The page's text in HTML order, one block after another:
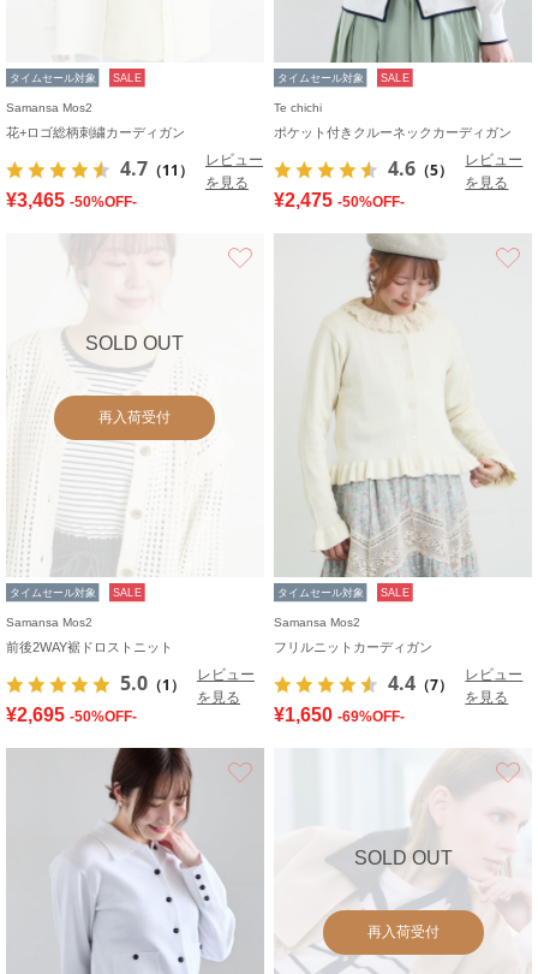
タイムセール対象 SALE
Samansa Mos2
花+ロゴ総柄刺繍カーディガン
4.7 （11）
レビュー
を見る
¥3,465 -50%OFF-
タイムセール対象 SALE
Te chichi
ポケット付きクルーネックカーディガン
4.6 （5）
レビュー
を見る
¥2,475 -50%OFF-
SOLD OUT
再入荷受付
タイムセール対象 SALE
Samansa Mos2
前後2WAY裾ドロストニット
5.0 （1）
レビュー
を見る
¥2,695 -50%OFF-
タイムセール対象 SALE
Samansa Mos2
フリルニットカーディガン
4.4 （7）
レビュー
を見る
¥1,650 -69%OFF-
SOLD OUT
再入荷受付